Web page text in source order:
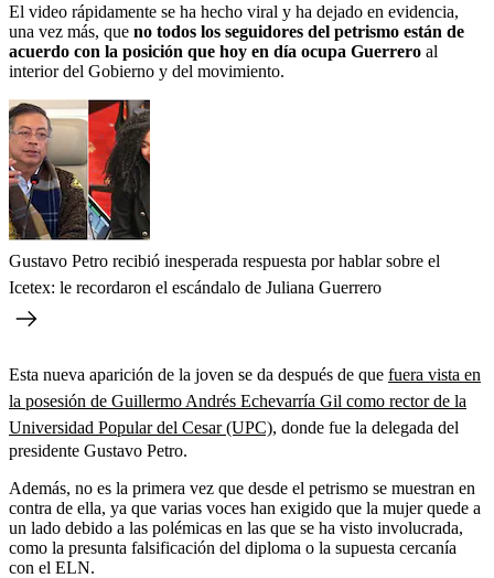
El video rápidamente se ha hecho viral y ha dejado en evidencia,
una vez más, que no todos los seguidores del petrismo están de
acuerdo con la posición que hoy en día ocupa Guerrero al
interior del Gobierno y del movimiento.
Gustavo Petro recibió inesperada respuesta por hablar sobre el
Icetex: le recordaron el escándalo de Juliana Guerrero
Esta nueva aparición de la joven se da después de que fuera vista en
la posesión de Guillermo Andrés Echevarría Gil como rector de la
Universidad Popular del Cesar (UPC), donde fue la delegada del
presidente Gustavo Petro.
Además, no es la primera vez que desde el petrismo se muestran en
contra de ella, ya que varias voces han exigido que la mujer quede a
un lado debido a las polémicas en las que se ha visto involucrada,
como la presunta falsificación del diploma o la supuesta cercanía
con el ELN.